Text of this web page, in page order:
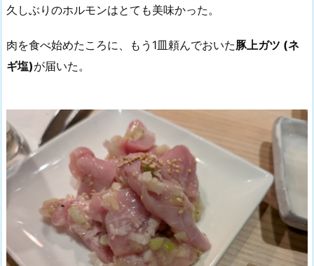
久しぶりのホルモンはとても美味かった。
肉を食べ始めたころに、もう1皿頼んでおいた豚上ガツ (ネ
ギ塩)が届いた。